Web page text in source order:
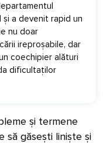
a devenit rapid un
nu doar
ireproșabile, dar
coechipier alături
dificultaților
și termene
să găsești liniște și